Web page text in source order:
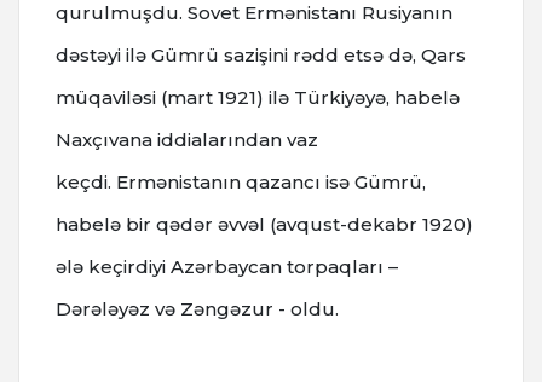
qurulmuşdu. Sovet Ermənistanı Rusiyanın
dəstəyi ilə Gümrü sazişini rədd etsə də, Qars
müqaviləsi (mart 1921) ilə Türkiyəyə, habelə
Naxçıvana iddialarından vaz
keçdi. Ermənistanın qazancı isə Gümrü,
habelə bir qədər əvvəl (avqust-dekabr 1920)
ələ keçirdiyi Azərbaycan torpaqları –
Dərələyəz və Zəngəzur - oldu.